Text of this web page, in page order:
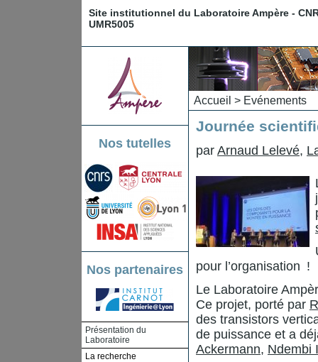
Site institutionnel du Laboratoire Ampère -
UMR5005
Nos tutelles
Nos partenaires
Présentation du
Laboratoire
La recherche
Accueil > Evénements
Journée
par Arnaud Lelevé,
pour l’organisation !
Le Laboratoire
Ce projet, porté par
des transistors
de puissance et a
Ackermann, Ndembi